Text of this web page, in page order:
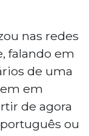
nas redes
falando em
de uma
em
de agora
ou